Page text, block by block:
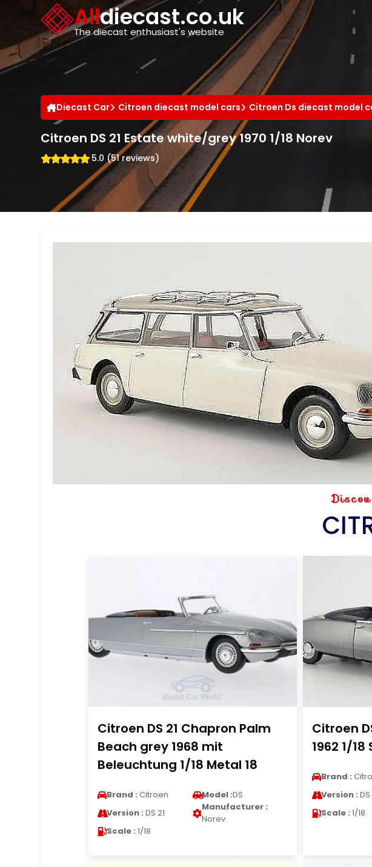
Alldiecast.co.uk
The diecast enthusiast's website
Diecast Car Citroen diecast model cars Citroen Ds diecast model
Citroen DS 21 Estate white/grey 1970 1/18 Norev
5.0 (51 reviews)
Citroen DS 21 Chapron Palm
Beach grey 1968 mit
Beleuchtung 1/18 Metal 18
Brand : Citroen Model :DS
Version : DS 21
Manufacturer :
Norev
Scale : 1/18
Citroen
1962 1/
Brand :
Version : DS
Scale : 1/18
Cookies management panel